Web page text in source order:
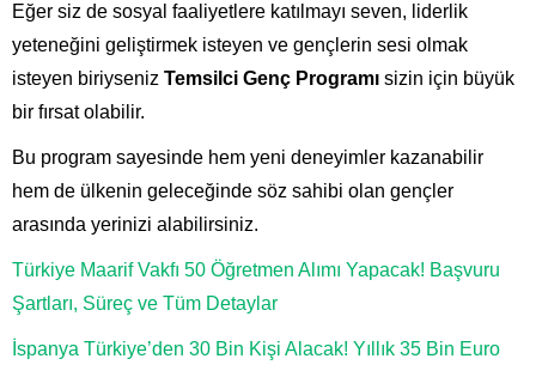
Eğer siz de sosyal faaliyetlere katılmayı seven, liderlik
yeteneğini geliştirmek isteyen ve gençlerin sesi olmak
isteyen biriyseniz Temsilci Genç Programı sizin için büyük
bir fırsat olabilir.
Bu program sayesinde hem yeni deneyimler kazanabilir
hem de ülkenin geleceğinde söz sahibi olan gençler
arasında yerinizi alabilirsiniz.
Türkiye Maarif Vakfı 50 Öğretmen Alımı Yapacak! Başvuru
Şartları, Süreç ve Tüm Detaylar
İspanya Türkiye’den 30 Bin Kişi Alacak! Yıllık 35 Bin Euro